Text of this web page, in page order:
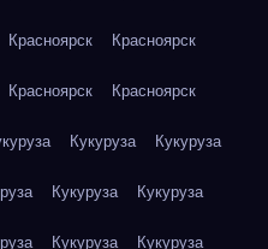
Красноярск Красноярск
Красноярск Красноярск
Кукуруза Кукуруза
Кукуруза Кукуруза
Кукуруза Кукуруза